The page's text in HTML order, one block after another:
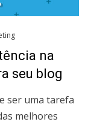
na
seu blog
ser uma tarefa
melhores